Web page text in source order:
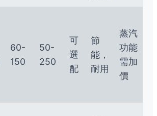
60-
150
50-
250
可
選
配
節
能，
耐用
蒸汽
功能
需加
價